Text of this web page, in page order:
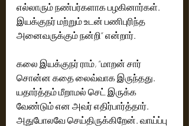
எல்லாரும் நண்பர்களாக பழகினார்கள்.
இயக்குநர் மற்றும் உடன் பணிபுரிந்த
அனைவருக்கும் நன்றி” என்றார்.
கலை இயக்குநர் ராம், “மாறன் சார்
சொன்ன கதை லைவ்வாக இருந்தது.
யதார்த்தம் மீறாமல் செட் இருக்க
வேண்டும் என அவர் எதிர்பார்த்தார்.
அதுபோலவே செய்திருக்கிறேன். வாய்ப்பு